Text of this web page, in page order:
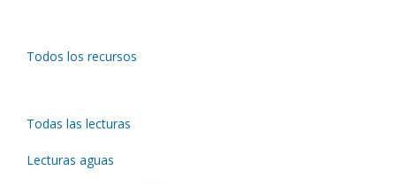
Todos los recursos
Todas las lecturas
Lecturas aguas